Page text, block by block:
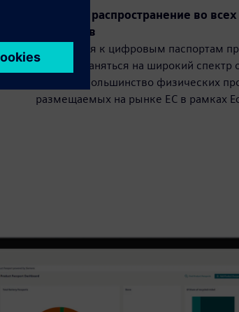
Широкое распространение во всех
продуктов
Требования к цифровым паспортам
распространяться на широкий спектр
включая большинство физических
размещаемых на рынке ЕС в рамках